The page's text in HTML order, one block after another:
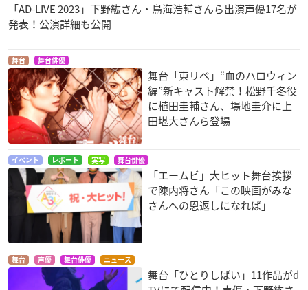
「AD-LIVE 2023」下野紘さん・鳥海浩輔さんら出演声優17名が
発表！公演詳細も公開
舞台 舞台俳優
舞台「東リベ」“血のハロウィン
編”新キャスト解禁！松野千冬役
に植田圭輔さん、場地圭介に上
田堪大さんら登場
イベント レポート 実写 舞台俳優
「エームビ」大ヒット舞台挨拶
で陳内将さん「この映画がみな
さんへの恩返しになれば」
舞台 声優 舞台俳優 ニュース
舞台「ひとりしばい」11作品がd